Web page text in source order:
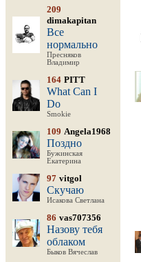
209
dimakapitan
Все
нормально
Пресняков
Владимир
164 PITT
What Can I
Do
Smokie
109 Angela1968
Поздно
Бужинская
Екатерина
97 vitgol
Скучаю
Исакова Светлана
86 vas707356
Назову тебя
облаком
Быков Вячеслав